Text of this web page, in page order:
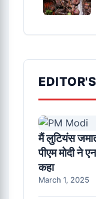
मैं लुटियंस
पीएम मोदी ने
कहा
March 1, 2025